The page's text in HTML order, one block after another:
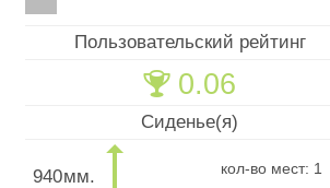
Пользовательский рейтинг
🏆 0.06
Сиденье(я)
940мм. кол-во мест: 1